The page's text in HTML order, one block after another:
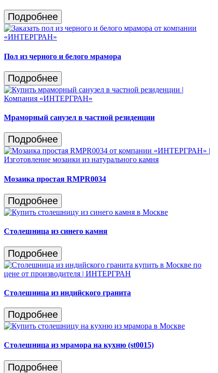
Подробнее
Пол из черного и белого мрамора
Подробнее
Мраморный санузел в частной резиденции
Подробнее
Мозаика простая RMPR0034
Подробнее
Столешница из синего камня
Подробнее
Столешница из индийского гранита
Подробнее
Столешница из мрамора на кухню (st0015)
Подробнее